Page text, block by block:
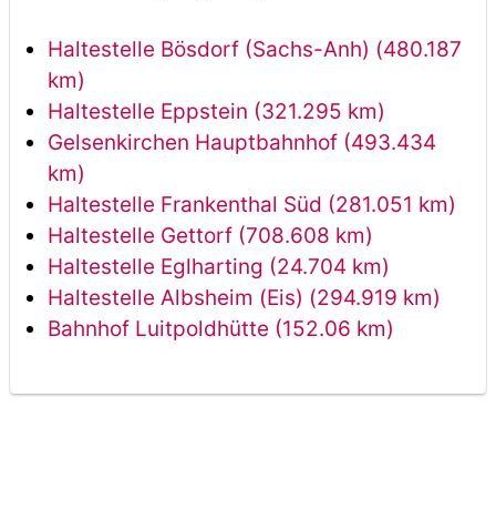
Haltestelle Bösdorf (Sachs-Anh) (480.187
km)
Haltestelle Eppstein (321.295 km)
Gelsenkirchen Hauptbahnhof (493.434
km)
Haltestelle Frankenthal Süd (281.051 km)
Haltestelle Gettorf (708.608 km)
Haltestelle Eglharting (24.704 km)
Haltestelle Albsheim (Eis) (294.919 km)
Bahnhof Luitpoldhütte (152.06 km)